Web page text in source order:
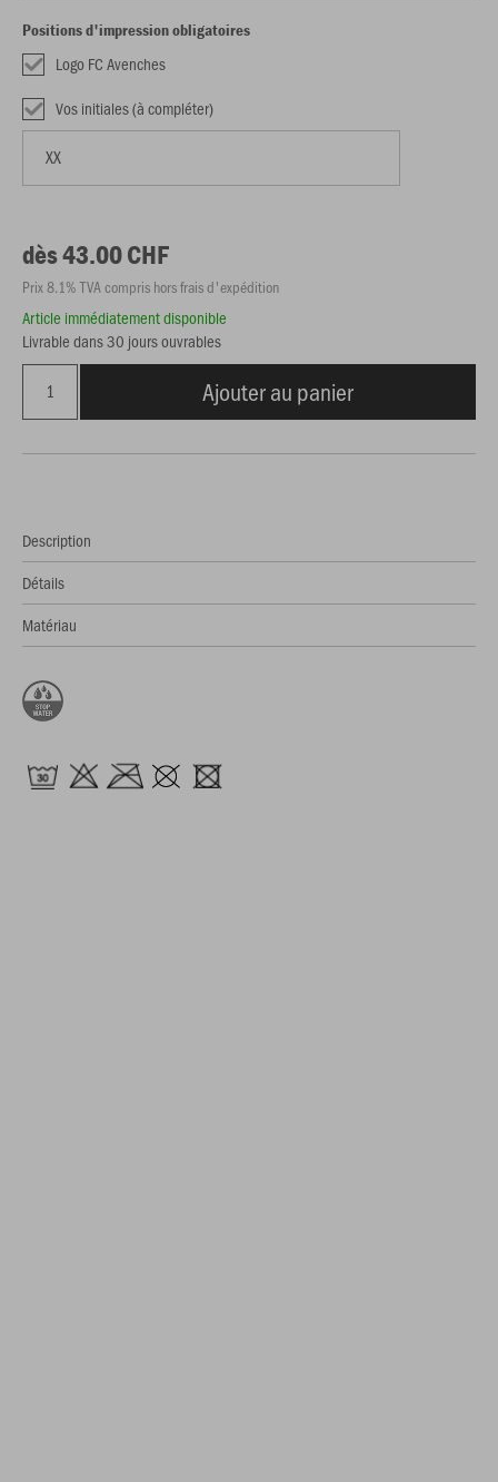
Positions d'impression obligatoires
Logo FC Avenches
Vos initiales (à compléter)
dès 43.00 CHF
Prix 8.1% TVA compris hors frais d'expédition
Article immédiatement disponible
Livrable dans 30 jours ouvrables
Ajouter au panier
Description
Détails
Matériau